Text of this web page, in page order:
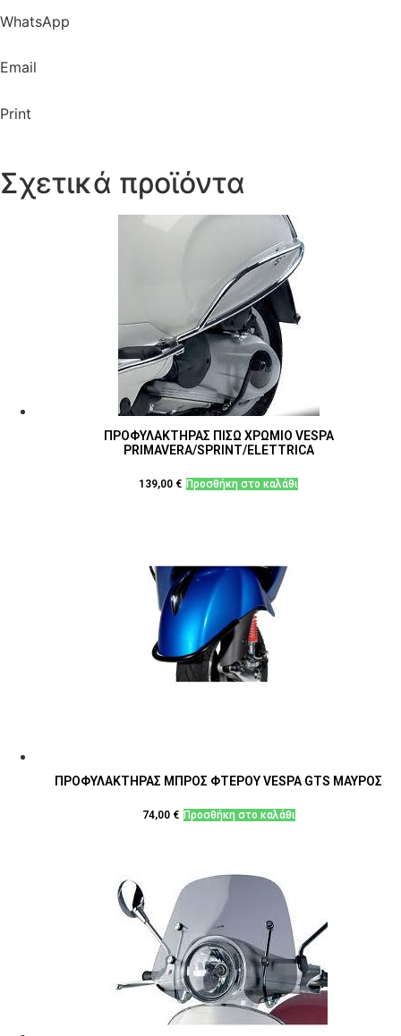
WhatsApp
Email
Print
Σχετικά προϊόντα
ΠΡΟΦΥΛΑΚΤΗΡΑΣ ΠΙΣΩ ΧΡΩΜΙΟ VESPA
PRIMAVERA/SPRINT/ELETTRICA
139,00 € Προσθήκη στο καλάθι
ΠΡΟΦΥΛΑΚΤΗΡΑΣ ΜΠΡΟΣ ΦΤΕΡΟΥ VESPA GTS ΜΑΥΡΟΣ
74,00 € Προσθήκη στο καλάθι